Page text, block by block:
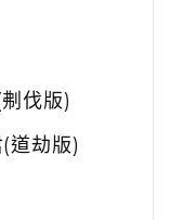
伐版)
道劫版)